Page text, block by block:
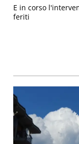
E in corso
feriti